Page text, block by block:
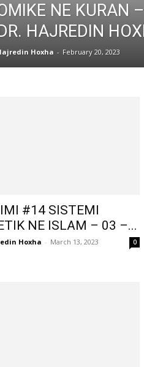
NE KURAN –
HAJREDIN
Hoxha - February 20, 2023
#14 SISTEMI
NE ISLAM – 03 –...
Hoxha - March 13, 2023 0